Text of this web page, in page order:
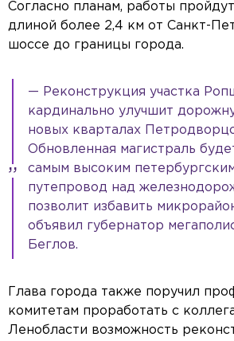
Согласно планам, работы
длиной более 2,4 км от Санкт-
шоссе до границы города.
— Реконструкция участка
кардинально улучшит
новых кварталах
Обновленная магистраль
самым высоким
путепровод над
позволит избавить
объявил губернатор
Беглов.
Глава города также поручил
комитетам проработать с
Ленобласти возможность